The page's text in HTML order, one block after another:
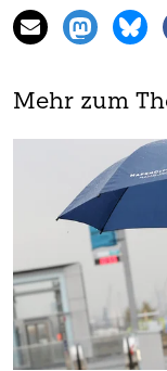
Mehr zum